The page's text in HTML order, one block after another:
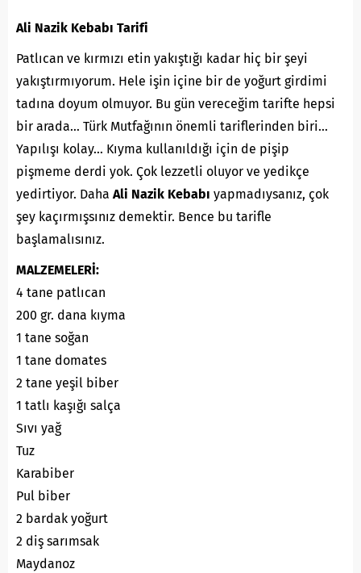
Ali Nazik Kebabı Tarifi
Patlıcan ve kırmızı etin yakıştığı kadar hiç bir şeyi
yakıştırmıyorum. Hele işin içine bir de yoğurt girdimi
tadına doyum olmuyor. Bu gün vereceğim tarifte hepsi
bir arada… Türk Mutfağının önemli tariflerinden biri…
Yapılışı kolay… Kıyma kullanıldığı için de pişip
pişmeme derdi yok. Çok lezzetli oluyor ve yedikçe
yedirtiyor. Daha Ali Nazik Kebabı yapmadıysanız, çok
şey kaçırmışsınız demektir. Bence bu tarifle
başlamalısınız.
MALZEMELERİ:
4 tane patlıcan
200 gr. dana kıyma
1 tane soğan
1 tane domates
2 tane yeşil biber
1 tatlı kaşığı salça
Sıvı yağ
Tuz
Karabiber
Pul biber
2 bardak yoğurt
2 diş sarımsak
Maydanoz